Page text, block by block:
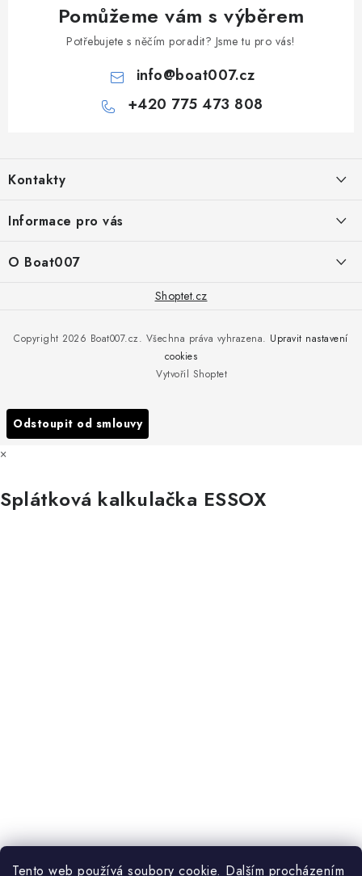
Tento web používá soubory cookie. Dalším procházením
Pomůžeme vám s výběrem
Potřebujete s něčím poradit? Jsme tu pro vás!
info@boat007.cz
+420 775 473 808
p
a
Kontakty
+420 775 473 808
PŘÍJEM/VÝDEJ/SERVIS zakázek
Informace pro vás
Obchodní podmínky
Podmínky ochrany osobních údajů
O Boat007
Všechny značky
Shoptet.cz
Vytvořil Shoptet
Copyright 2026 Boat007.cz. Všechna práva vyhrazena. Upravit nastavení
cookies
Odstoupit od smlouvy
×
Splátková kalkulačka ESSOX